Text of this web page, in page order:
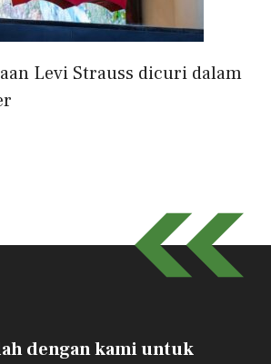
Levi Strauss dicuri dalam
dengan kami untuk